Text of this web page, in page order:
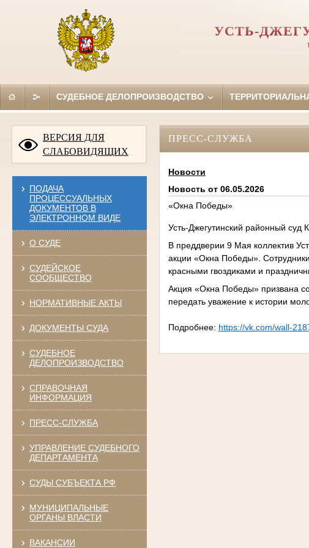
УСТЬ-
СУДЕБНОЕ ДЕЛОПРОИЗВОДСТВО
ВЕРСИЯ ДЛЯ
СЛАБОВИДЯЩИХ
ПОДАЧА
ПРОЦЕССУАЛЬНЫХ
ДОКУМЕНТОВ В
ЭЛЕКТРОННОМ ВИДЕ
О СУДЕ
СУДЕЙСКОЕ
СООБЩЕСТВО
НОРМАТИВНЫЕ АКТЫ
ДОКУМЕНТЫ СУДА
СУДЕБНОЕ
ДЕЛОПРОИЗВОДСТВО
СПРАВОЧНАЯ
ИНФОРМАЦИЯ
ПРЕСС-СЛУЖБА
УПРАВЛЕНИЕ СУДЕБНОГО
ДЕПАРТАМЕНТА
СУДЫ СУБЪЕКТА РФ
МУНИЦИПАЛЬНЫЕ
ОРГАНЫ ВЛАСТИ
ВАКАНСИИ
ПРЕСС-СЛУЖБА
Новости
Новость от 06.05.2026
«Окна Победы»
Усть-Джегутинский районный
В преддверии 9 Мая коллектив
акции «Окна Победы».
красными гвоздиками и
Акция «Окна Победы» призвана
передать уважение к истории
Подробнее: https://vk.com/wall-